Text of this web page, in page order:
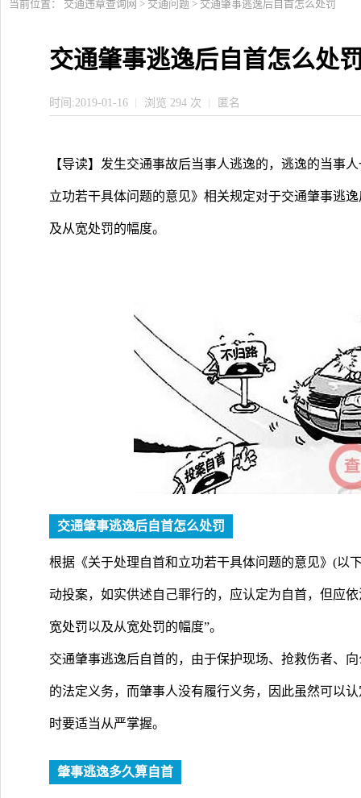
当前位置： 交通违章查询网 > 交通问题 > 交通肇事逃逸后自首怎么处罚
交通肇事逃逸后自首怎么处
时间:2019-01-16 浏览 294 次 匿名
【导读】发生交通事故后当事人逃逸的，逃逸的当事
立功若干具体问题的意见》相关规定对于交通肇事逃
及从宽处罚的幅度。
交通肇事逃逸后自首怎么处罚
根据《关于处理自首和立功若干具体问题的意见》(以
动投案，如实供述自己罪行的，应认定为自首，但应
宽处罚以及从宽处罚的幅度”。
交通肇事逃逸后自首的，由于保护现场、抢救伤者、
的法定义务，而肇事人没有履行义务，因此虽然可以
时要适当从严掌握。
肇事逃逸多久算自首